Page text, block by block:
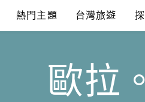
熱門主題 台灣旅遊
歐拉